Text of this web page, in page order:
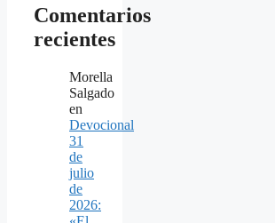
Comentarios
recientes
Morella
Salgado
en
Devocional
31
de
julio
de
2026: